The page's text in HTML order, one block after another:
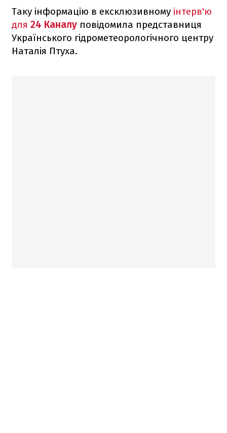
Таку інформацію в ексклюзивному інтерв'ю
для 24 Каналу повідомила представниця
Українського гідрометеорологічного центру
Наталія Птуха.